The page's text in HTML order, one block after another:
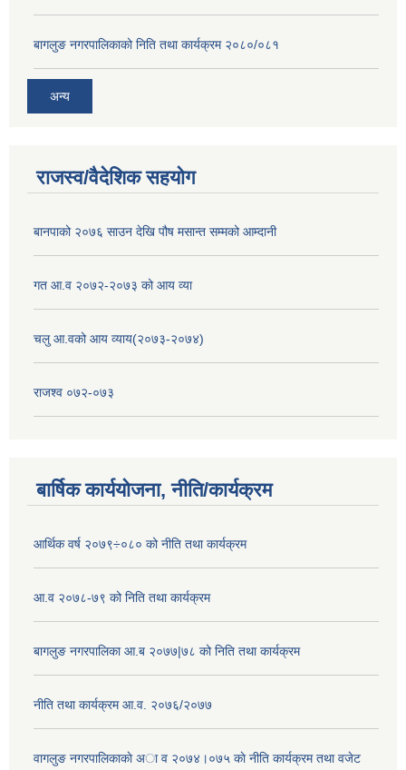
बागलुङ नगरपालिकाको निति तथा कार्यक्रम २०८०/०८१
अन्य
राजस्व/वैदेशिक सहयोग
बानपाको २०७६ साउन देखि पौष मसान्त सम्मको आम्दानी
गत आ.व २०७२-२०७३ को आय व्या
चलु आ.वको आय व्याय(२०७३-२०७४)
राजश्व ०७२-०७३
बार्षिक कार्ययोजना, नीति/कार्यक्रम
आर्थिक वर्ष २०७९÷०८० को नीति तथा कार्यक्रम
आ.व २०७८-७९ को निति तथा कार्यक्रम
बागलुङ नगरपालिका आ.ब २०७७|७८ को निति तथा कार्यक्रम
नीति तथा कार्यक्रम आ.व. २०७६/२०७७
वागलुङ नगरपालिकाकाे अा‍ व २०७४।०७५ काे नीति कार्यक्रम तथा वजेट